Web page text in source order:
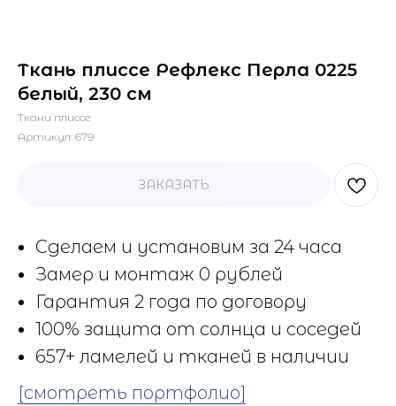
Ткань плиссе Рефлекс Перла 0225
белый, 230 см
Ткани плиссе
Артикул: 679
ЗАКАЗАТЬ
Сделаем и установим за 24 часа
Замер и монтаж 0 рублей
Гарантия 2 года по договору
100% защита от солнца и соседей
657+ ламелей и тканей в наличии
[смотреть портфолио]